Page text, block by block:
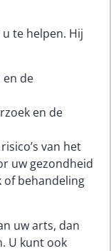
te helpen. Hij
de
en de
van het
uw gezondheid
of behandeling
uw arts, dan
U kunt ook